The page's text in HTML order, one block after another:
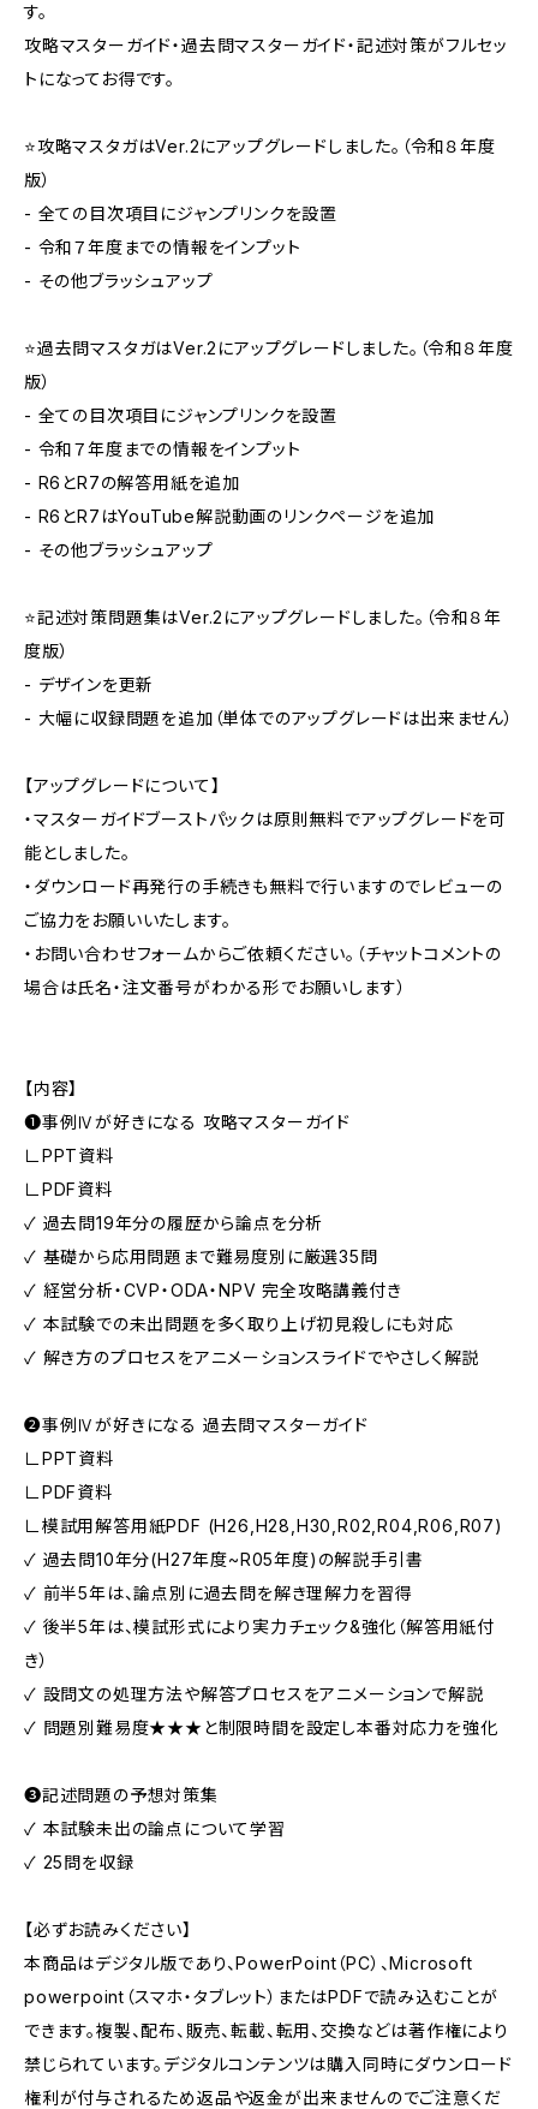
す。
攻略マスターガイド・過去問マスターガイド・記述対策がフルセッ
トになってお得です。
⭐攻略マスタガはVer.2にアップグレードしました。（令和８年度
版）
- 全ての目次項目にジャンプリンクを設置
- 令和７年度までの情報をインプット
- その他ブラッシュアップ
⭐過去問マスタガはVer.2にアップグレードしました。（令和８年度
版）
- 全ての目次項目にジャンプリンクを設置
- 令和７年度までの情報をインプット
- R6とR7の解答用紙を追加
- R6とR7はYouTube解説動画のリンクページを追加
- その他ブラッシュアップ
⭐記述対策問題集はVer.2にアップグレードしました。（令和８年
度版）
- デザインを更新
- 大幅に収録問題を追加（単体でのアップグレードは出来ません）
【アップグレードについて】
・マスターガイドブーストパックは原則無料でアップグレードを可
能としました。
・ダウンロード再発行の手続きも無料で行いますのでレビューの
ご協力をお願いいたします。
・お問い合わせフォームからご依頼ください。（チャットコメントの
場合は氏名・注文番号がわかる形でお願いします）
【内容】
➊事例Ⅳが好きになる 攻略マスターガイド
∟PPT資料
∟PDF資料
✓ 過去問19年分の履歴から論点を分析
✓ 基礎から応用問題まで難易度別に厳選35問
✓ 経営分析・CVP・ODA・NPV 完全攻略講義付き
✓ 本試験での未出問題を多く取り上げ初見殺しにも対応
✓ 解き方のプロセスをアニメーションスライドでやさしく解説
➋事例Ⅳが好きになる 過去問マスターガイド
∟PPT資料
∟PDF資料
∟模試用解答用紙PDF (H26,H28,H30,R02,R04,R06,R07)
✓ 過去問10年分(H27年度~R05年度)の解説手引書
✓ 前半5年は、論点別に過去問を解き理解力を習得
✓ 後半5年は、模試形式により実力チェック&強化（解答用紙付
き）
✓ 設問文の処理方法や解答プロセスをアニメーションで解説
✓ 問題別難易度★★★と制限時間を設定し本番対応力を強化
❸記述問題の予想対策集
✓ 本試験未出の論点について学習
✓ 25問を収録
【必ずお読みください】
本商品はデジタル版であり、PowerPoint（PC）、Microsoft
powerpoint（スマホ・タブレット）またはPDFで読み込むことが
できます。複製、配布、販売、転載、転用、交換などは著作権により
禁じられています。デジタルコンテンツは購入同時にダウンロード
権利が付与されるため返品や返金が出来ませんのでご注意くだ